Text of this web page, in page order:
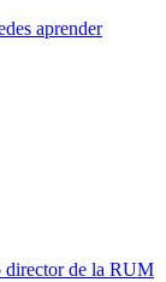
aprender
director de la RUM